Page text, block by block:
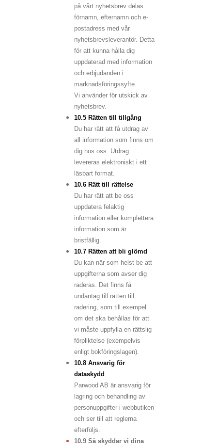
på vårt nyhetsbrev delas
förnamn, efternamn och e-
postadress med vår
nyhetsbrevsleverantör. Detta
för att kunna hålla dig
uppdaterad med information
och erbjudanden i
marknadsföringssyfte.
Vi använder för utskick av
nyhetsbrev.
10.5 Rätten till tillgång
Du har rätt att få utdrag av
all information som finns om
dig hos oss. Utdrag
levereras elektroniskt i ett
läsbart format.
10.6 Rätt till rättelse
Du har rätt att be oss
uppdatera felaktig
information eller komplettera
information som är
bristfällig.
10.7 Rätten att bli glömd
Du kan när som helst be att
uppgifterna som avser dig
raderas. Det finns få
undantag till rätten till
radering, som till exempel
om det ska behållas för att
vi måste uppfylla en rättslig
förpliktelse (exempelvis
enligt bokföringslagen).
10.8 Ansvarig för
dataskydd
Parwood AB är ansvarig för
lagring och behandling av
personuppgifter i webbutiken
och ser till att reglerna
efterföljs.
10.9 Så skyddar vi dina